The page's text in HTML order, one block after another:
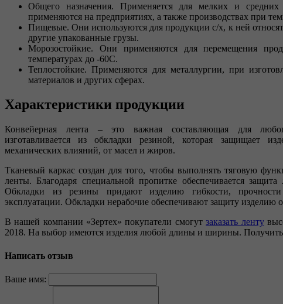
Общего назначения. Применяется для мелких и средних
применяются на предприятиях, а также производствах при
Пищевые. Они используются для продукции с/х, к ней
другие упакованные грузы.
Морозостойкие. Они применяются для перемещения
температурах до -60С.
Теплостойкие. Применяются для металлургии, при
материалов и других сферах.
Характеристики продукции
Конвейерная лента – это важная составляющая для
изготавливается из обкладки резиной, которая защищает
механических влияний, от масел и жиров.
Тканевый каркас создан для того, чтобы выполнять тяговую
ленты. Благодаря специальной пропитке обеспечивается защита
Обкладки из резины придают изделию гибкости,
эксплуатации. Обкладки нерабочие обеспечивают защиту изделию
В нашей компании «Зертех» покупатели смогут заказать ленту
2018. На выбор имеются изделия любой длины и ширины.
Написать отзыв
Ваше имя: